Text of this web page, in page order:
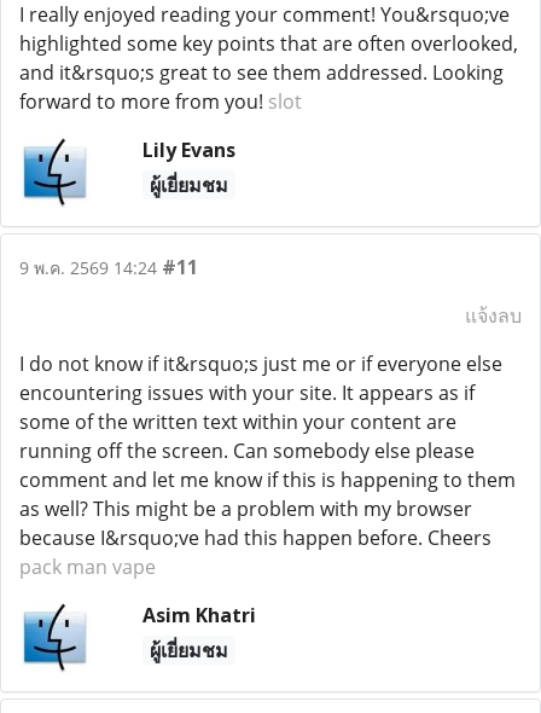
I really enjoyed reading your comment! You&rsquo;ve
highlighted some key points that are often overlooked,
and it&rsquo;s great to see them addressed. Looking
forward to more from you! slot
Lily Evans
ผู้เยี่ยมชม
9 พ.ค. 2569 14:24 #11
แจ้งลบ
I do not know if it&rsquo;s just me or if everyone else
encountering issues with your site. It appears as if
some of the written text within your content are
running off the screen. Can somebody else please
comment and let me know if this is happening to them
as well? This might be a problem with my browser
because I&rsquo;ve had this happen before. Cheers
pack man vape
Asim Khatri
ผู้เยี่ยมชม